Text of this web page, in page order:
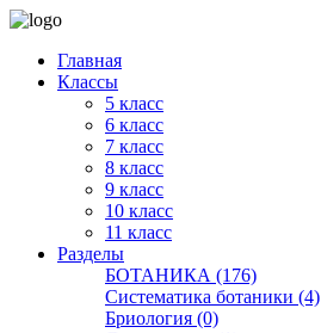
Главная
Классы
5 класс
6 класс
7 класс
8 класс
9 класс
10 класс
11 класс
Разделы
БОТАНИКА (176)
Систематика ботаники (4)
Бриология (0)